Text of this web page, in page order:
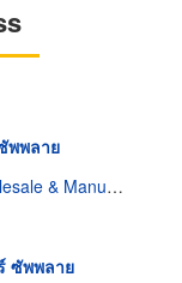
พพลาย
& Manufacturers
ซัพพลาย